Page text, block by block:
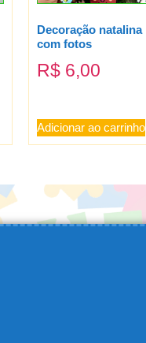
Decoração natalina
com fotos
R$ 6,00
Adicionar ao carrinho